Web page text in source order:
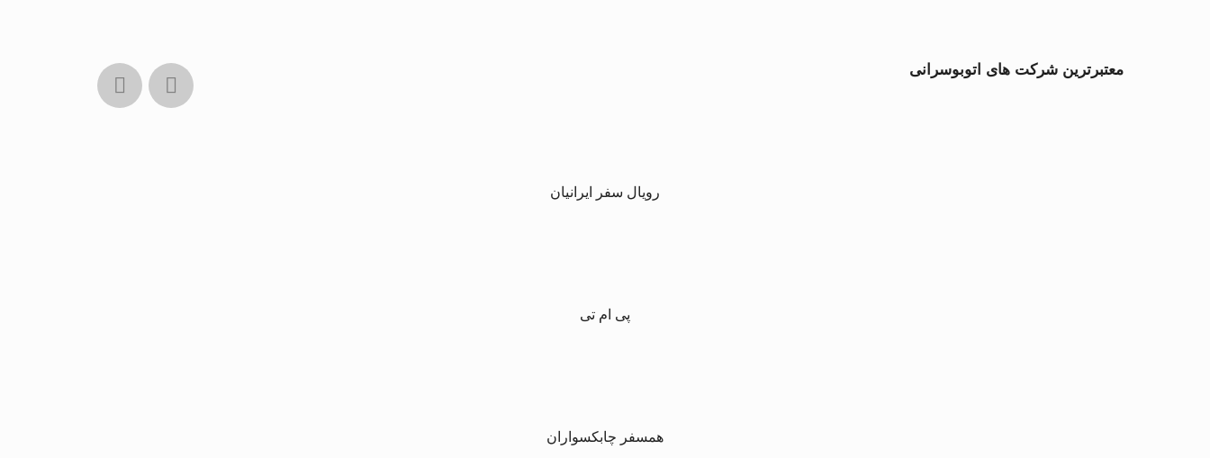
معتبرترین شرکت های اتوبوسرانی
رویال سفر ایرانیان
پی ام تی
همسفر چابکسواران